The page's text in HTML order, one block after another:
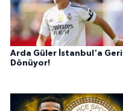
Arda Güler İstanbul'a Geri
Dönüyor!